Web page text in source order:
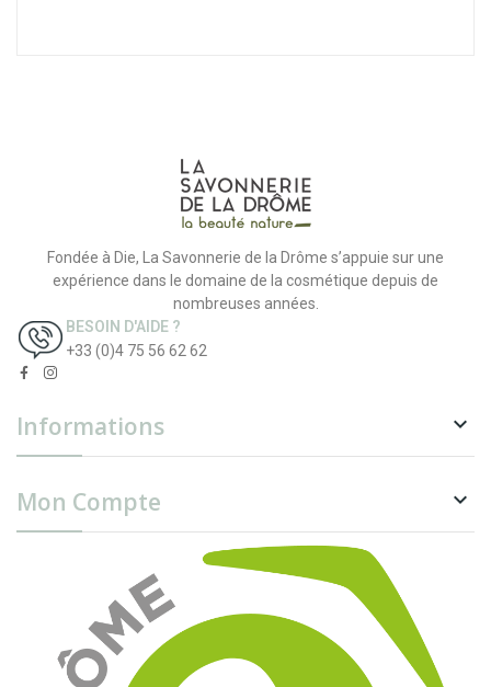
Fondée à Die, La Savonnerie de la Drôme s’appuie sur une
expérience dans le domaine de la cosmétique depuis de
nombreuses années.
BESOIN D'AIDE ?
+33 (0)4 75 56 62 62
Informations 
Mon Compte 